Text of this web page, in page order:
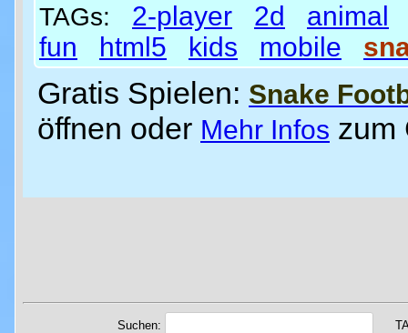
TAGs: 2-player 2d
animal
fun
html5 kids mobile
Gratis Spielen: Snake
öffnen oder Mehr Infos zum
Suchen: